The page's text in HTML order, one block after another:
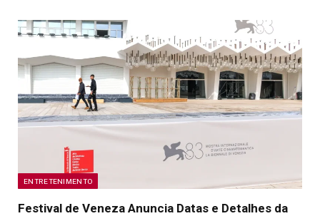
ENTRETENIMENTO
Festival de Veneza Anuncia Datas e Detalhes da